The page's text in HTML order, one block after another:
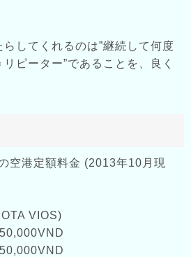
してくれるのは”継続して何度
ピーター”であることを、良く
空港定額料金 (2013年10月現
VIOS)